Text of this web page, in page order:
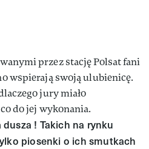
przez stację Polsat fani
wspierają swoją ulubienicę.
jury miało
do jej wykonania.
dusza ! Takich na rynku
piosenki o ich smutkach